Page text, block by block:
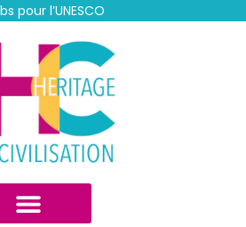
pour l’UNESCO